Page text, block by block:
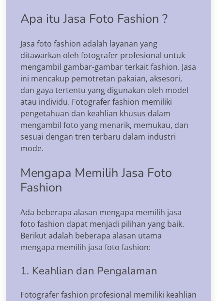
Apa itu Jasa Foto Fashion ?
Jasa foto fashion adalah layanan yang
ditawarkan oleh fotografer profesional untuk
mengambil gambar-gambar terkait fashion. Jasa
ini mencakup pemotretan pakaian, aksesori,
dan gaya tertentu yang digunakan oleh model
atau individu. Fotografer fashion memiliki
pengetahuan dan keahlian khusus dalam
mengambil foto yang menarik, memukau, dan
sesuai dengan tren terbaru dalam industri
mode.
Mengapa Memilih Jasa Foto
Fashion
Ada beberapa alasan mengapa memilih jasa
foto fashion dapat menjadi pilihan yang baik.
Berikut adalah beberapa alasan utama
mengapa memilih jasa foto fashion:
1. Keahlian dan Pengalaman
Fotografer fashion profesional memiliki keahlian